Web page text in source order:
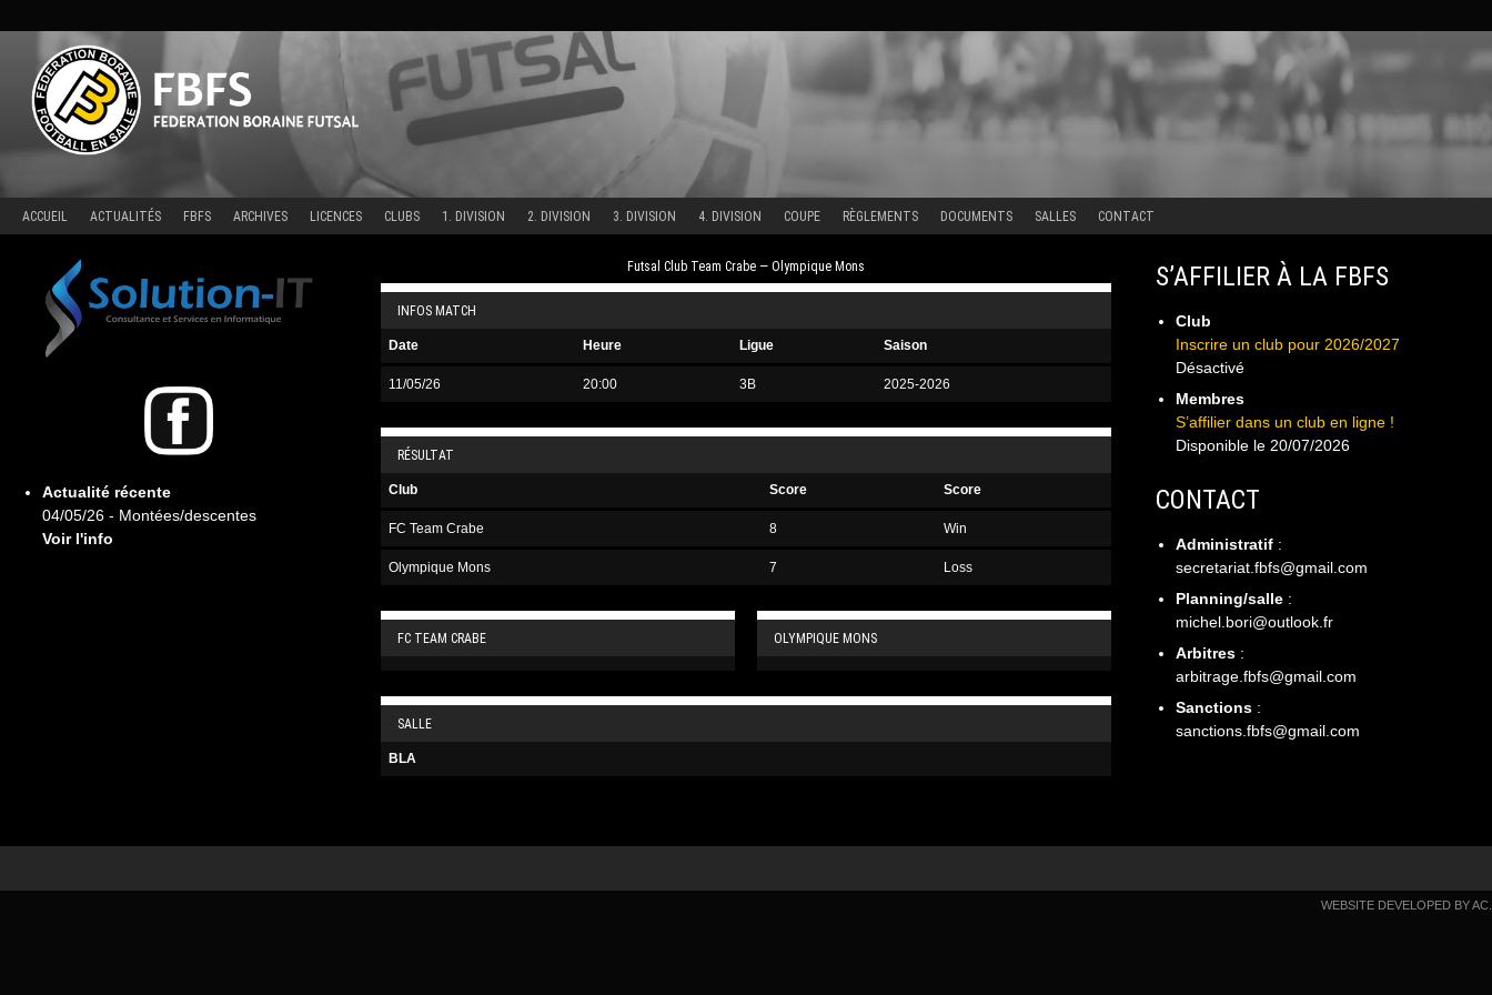
contenu
ACCUEIL ACTUALITÉS FBFS ARCHIVES LICENCES CLUBS 1. DIVISION 2. DIVISION 3. DIVISION 4. DIVISION COUPE RÈGLEMENTS DOCUMENTS SALLES CONTACT
Futsal Club Team Crabe — Olympique Mons
INFOS MATCH
Date Heure Ligue Saison
11/05/26 20:00 3B 2025-2026
RÉSULTAT
Club Score Score
FC Team Crabe 8 Win
Olympique Mons 7 Loss
FC TEAM CRABE OLYMPIQUE MONS
SALLE
BLA
Actualité récente
04/05/26 - Montées/descentes
Voir l'info
S’AFFILIER À LA FBFS
Club
Inscrire un club pour 2026/2027
Désactivé
Membres
S’affilier dans un club en ligne !
Disponible le 20/07/2026
CONTACT
Administratif:
secretariat.fbfs@gmail.com
Planning/salle:
michel.bori@outlook.fr
Arbitres:
arbitrage.fbfs@gmail.com
Sanctions:
sanctions.fbfs@gmail.com
WEBSITE DEVELOPED BYAC